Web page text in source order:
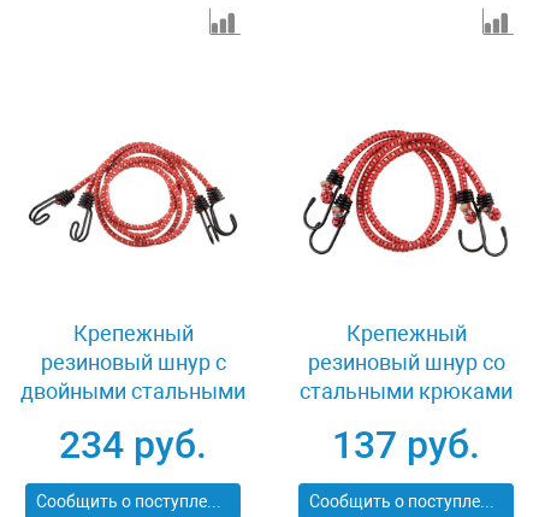
Крепежный
резиновый шнур с
двойными стальными
Stayer PROFI 40506-
080
234 руб.
Сообщить о поступлении
Крепежный
резиновый шнур со
стальными крюками
MASTER 40505-
080_z01
137 руб.
Сообщить о поступлении